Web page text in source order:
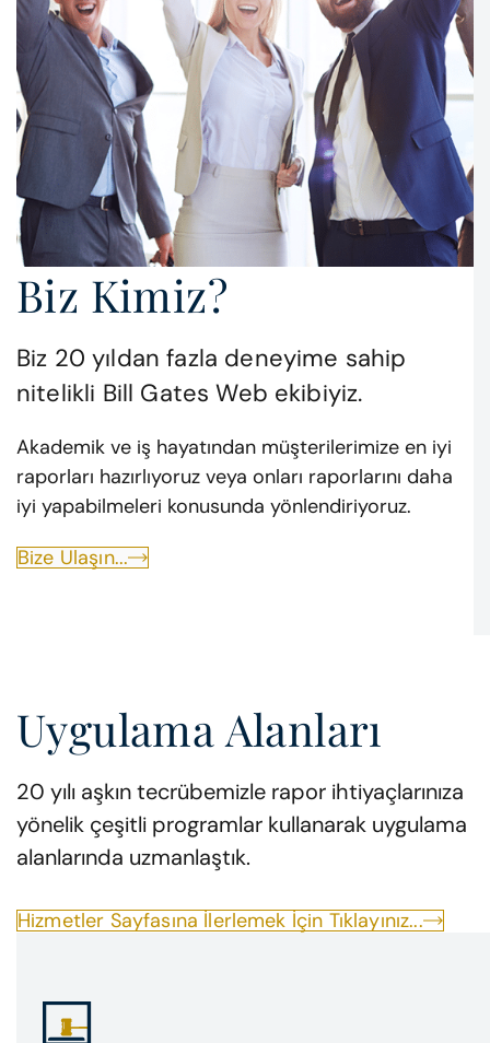
Biz Kimiz?
Biz 20 yıldan fazla deneyime sahip
nitelikli Bill Gates Web ekibiyiz.
Akademik ve iş hayatından müşterilerimize en iyi
raporları hazırlıyoruz veya onları raporlarını daha
iyi yapabilmeleri konusunda yönlendiriyoruz.
Bize Ulaşın...
Uygulama Alanları
20 yılı aşkın tecrübemizle rapor ihtiyaçlarınıza
yönelik çeşitli programlar kullanarak uygulama
alanlarında uzmanlaştık.
Hizmetler Sayfasına İlerlemek İçin Tıklayınız...